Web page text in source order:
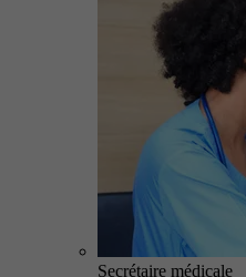
Secrétaire médicale